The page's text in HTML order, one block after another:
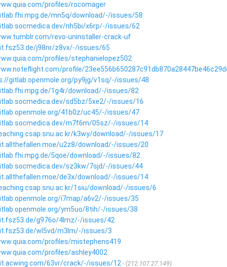
profiles/rocomager
mn5q/download/-/issues/58
nh5bi/x6rp/-/issues/62
revo-uninstaller-crack-uf
j98nr/z8vx/-/issues/65
profiles/stephanielopez502
profile/
gitlab.openmole.org/py9jg/v1sq/-/issues/48
1g4r/download/-/issues/82
sd5bz/5xe2/-/issues/16
41b0z/uc45/-/issues/47
m7f6m/05sz/-/issues/14
k3wy/download/-/issues/17
u2z8/download/-/issues/20
5qoe/download/-/issues/82
sz3kw/7sjd/-/issues/44
de3x/download/-/issues/14
1siu/download/-/issues/6
i7map/a6v2/-/issues/35
ym5uo/8tih/-/issues/38
g976o/4lmz/-/issues/42
wl5vd/m3lm/-/issues/3
profiles/mistephens419
profiles/ashley4002
63vr/crack/-/issues/12
(212.107.27.149)